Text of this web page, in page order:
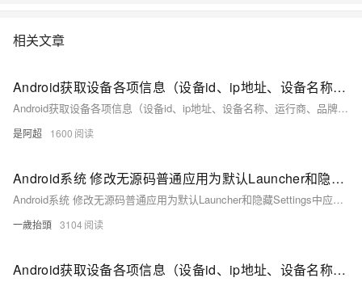
相关文章
Android获取设备各项信息（设备id、ip地址、设备名称、运行商、品牌、型号、分辨率、处理器、国家码、系统语言、网络类型、oaid、android版本、操作系统版本、mac地址、应用程序签名..）1
Android获取设备各项信息（设备id、ip地址、设备名称、运行商、品牌、型号、分辨率、处理器、国家码、系统语言、网络类型、oaid、android版本、操作系统版本、mac地址、应用程序签名..）
是阿超 1600
Android系统 修改无源码普通应用为默认Launcher和隐藏Settings中应用信息图标
Android系统 修改无源码普通应用为默认Launcher和隐藏Settings中应用信息图标
一歲抬頭 3104
Android获取设备各项信息（设备id、ip地址、设备名称、运行商、品牌、型号、分辨率、处理器、国家码、系统语言、网络类型、oaid、android版本、操作系统版本、mac地址、应用程序签名..）2